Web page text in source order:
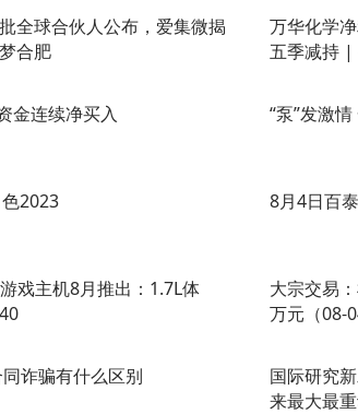
全球合伙人公布，爱集微揭
合肥
万华化学
五季减持 |
金连续净买入 “泵”发激
2023 8月4日百
戏主机8月推出：1.7L体
大宗交易
万元（08-
诈骗有什么区别
国际研究
来最大最